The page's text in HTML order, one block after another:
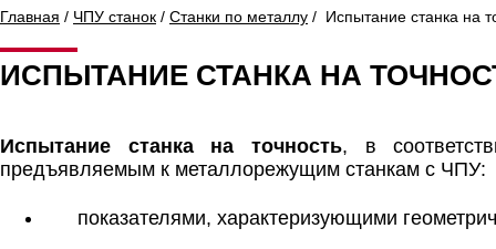
Главная / ЧПУ станок / Станки по металлу / Испытание станка на
ИСПЫТАНИЕ СТАНКА НА
Испытание станка на точность, в
предъявляемым к металлорежущим станкам с ЧПУ:
показателями, характеризующими